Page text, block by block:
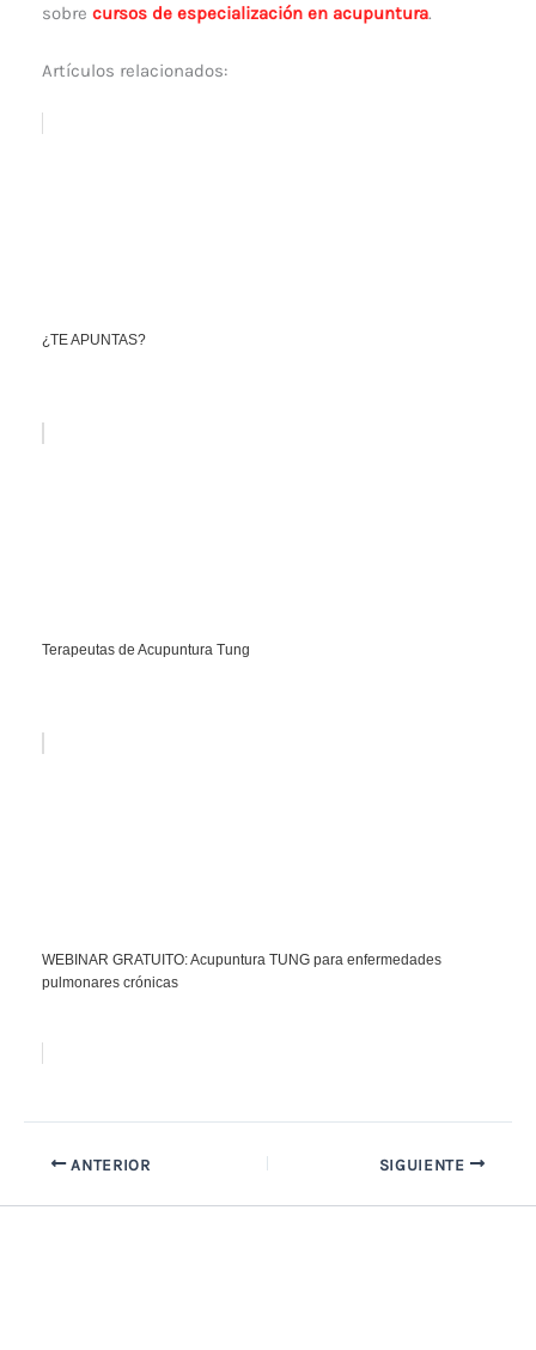
sobre cursos de especialización en acupuntura.
Artículos relacionados:
¿TE APUNTAS?
Terapeutas de Acupuntura Tung
WEBINAR GRATUITO: Acupuntura TUNG para enfermedades
pulmonares crónicas
ANTERIOR SIGUIENTE